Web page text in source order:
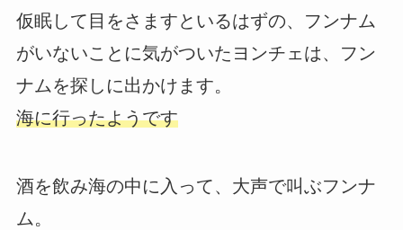
仮眠して目をさますといるはずの、フンナム
がいないことに気がついたヨンチェは、フン
ナムを探しに出かけます。
海に行ったようです
酒を飲み海の中に入って、大声で叫ぶフンナ
ム。